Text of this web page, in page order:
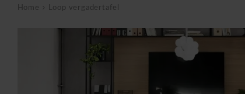
Home Loop vergadertafel